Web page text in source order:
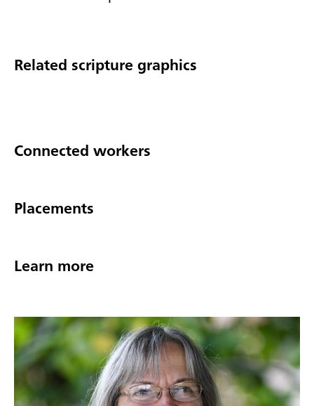
Related scripture graphics
Connected workers
Placements
Learn more